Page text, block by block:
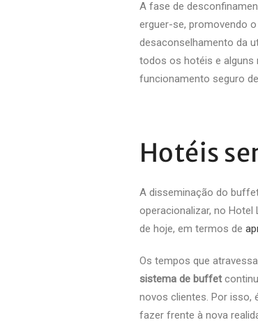
A fase de
erguer-se, promovendo
desaconselhamento da
todos os hotéis e alguns
funcionamento seguro
Hotéis
A disseminação do
operacionalizar, no
de hoje, em termos de
Os tempos que
sistema de buffet
novos clientes. Por isso,
fazer frente à nova